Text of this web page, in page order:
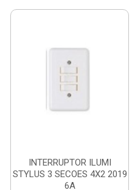
INTERRUPTOR ILUMI
STYLUS 3 SECOES 4X2 2019
6A